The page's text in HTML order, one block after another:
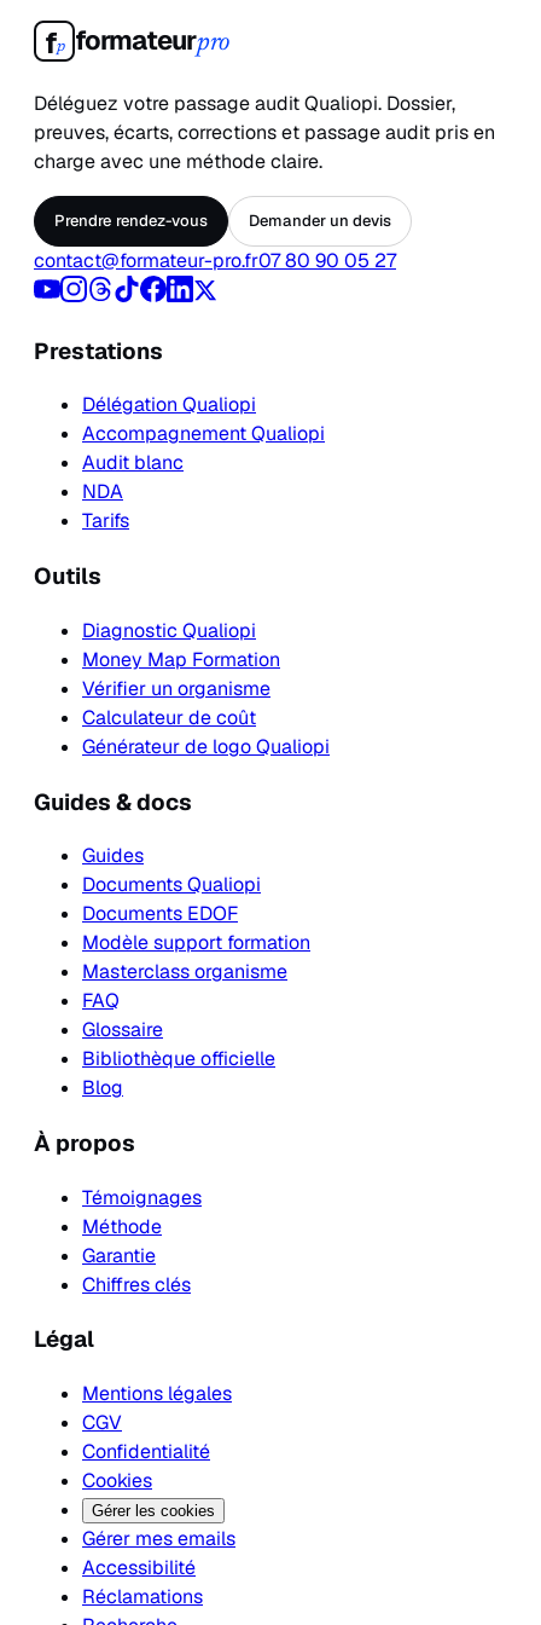
fp formateurpro
Déléguez votre passage audit Qualiopi. Dossier,
preuves, écarts, corrections et passage audit pris en
charge avec une méthode claire.
Prendre rendez-vous Demander un devis
contact@formateur-pro.fr07 80 90 05 27
Prestations
Délégation Qualiopi
Accompagnement Qualiopi
Audit blanc
NDA
Tarifs
Outils
Diagnostic Qualiopi
Money Map Formation
Vérifier un organisme
Calculateur de coût
Générateur de logo Qualiopi
Guides & docs
Guides
Documents Qualiopi
Documents EDOF
Modèle support formation
Masterclass organisme
FAQ
Glossaire
Bibliothèque officielle
Blog
À propos
Témoignages
Méthode
Garantie
Chiffres clés
Légal
Mentions légales
CGV
Confidentialité
Cookies
Gérer les cookies
Gérer mes emails
Accessibilité
Réclamations